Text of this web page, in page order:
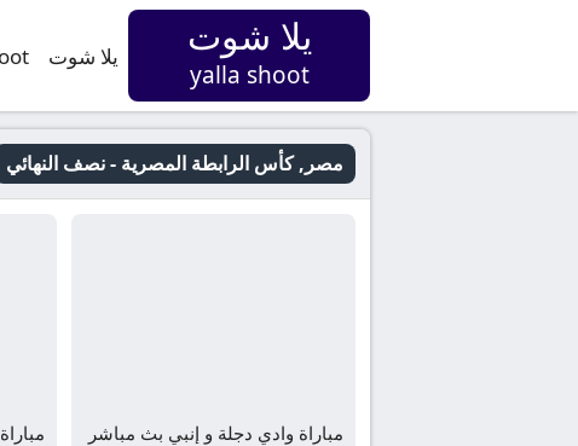
يلا شوت
yalla shoot
يلا شوت
مصر, كأس الرابطة المصرية - نصف النهائي
مباراة وادي دجلة و إنبي بث مباشر